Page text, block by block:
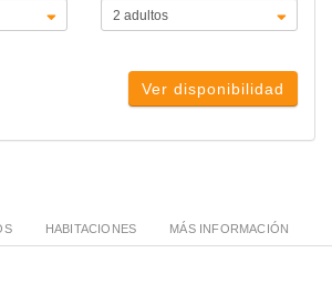
Ver disponibilidad
HABITACIONES MÁS INFORMACIÓN